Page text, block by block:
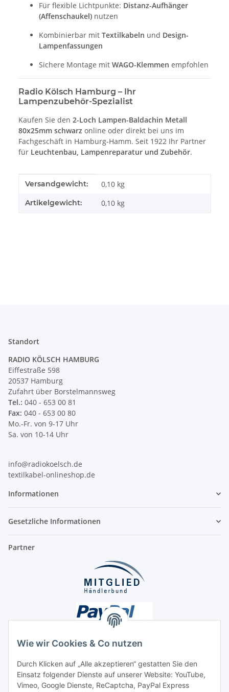
Wie wir Cookies & Co nutzen
Durch Klicken auf „Alle akzeptieren“ gestatten Sie den
Einsatz folgender Dienste auf unserer Website: YouTube,
Vimeo, Google Dienste, ReCaptcha, PayPal Express
Für flexible Lichtpunkte: Distanz-Aufhänger
(Affenschaukel) nutzen
Kombinierbar mit Textilkabeln und Design-
Lampenfassungen
Sichere Montage mit WAGO-Klemmen empfohlen
Radio Kölsch Hamburg – Ihr
Lampenzubehör-Spezialist
Kaufen Sie den 2-Loch Lampen-Baldachin Metall
80x25mm schwarz online oder direkt bei uns im
Fachgeschäft in Hamburg-Hamm. Seit 1922 Ihr Partner
für Leuchtenbau, Lampenreparatur und Zubehör.
Produkteigenschaft
Wert
Versandgewicht: 0,10 kg
Artikelgewicht: 0,10 kg
Standort
RADIO KÖLSCH HAMBURG
Eiffestraße 598
20537 Hamburg
Zufahrt über Borstelmannsweg
Tel.: 040 - 653 00 81
Fax: 040 - 653 00 80
Mo.-Fr. von 9-17 Uhr
Sa. von 10-14 Uhr
info@radiokoelsch.de
textilkabel-onlineshop.de
Informationen
Gesetzliche Informationen
Partner
Unsere Seiten